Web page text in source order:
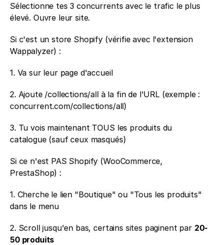
Sélectionne tes 3 concurrents avec le trafic le plus
élevé. Ouvre leur site.
Si c'est un store Shopify (vérifie avec l'extension
Wappalyzer) :
1. Va sur leur page d'accueil
2. Ajoute /collections/all à la fin de l'URL (exemple :
concurrent.com/collections/all)
3. Tu vois maintenant TOUS les produits du
catalogue (sauf ceux masqués)
Si ce n'est PAS Shopify (WooCommerce,
PrestaShop) :
1. Cherche le lien "Boutique" ou "Tous les produits"
dans le menu
2. Scroll jusqu'en bas, certains sites paginent par 20-
50 produits